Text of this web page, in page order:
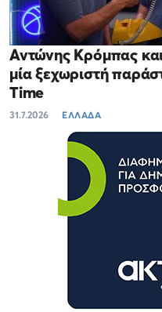
Αντώνης Κρόμπας
μία ξεχωριστή
Time
31.7.2026 ΕΛΛΑΔΑ